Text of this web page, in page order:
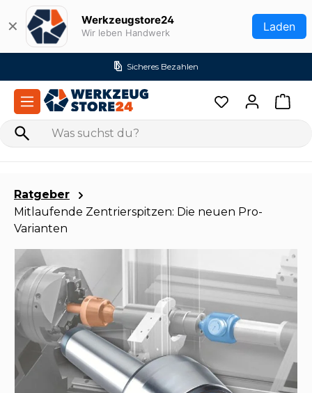
Zum Hauptinhalt springen
✕ Werkzeugstore24
Wir leben Handwerk Laden
Sicheres Bezahlen
Ratgeber
Mitlaufende Zentrierspitzen: Die neuen Pro-
Varianten